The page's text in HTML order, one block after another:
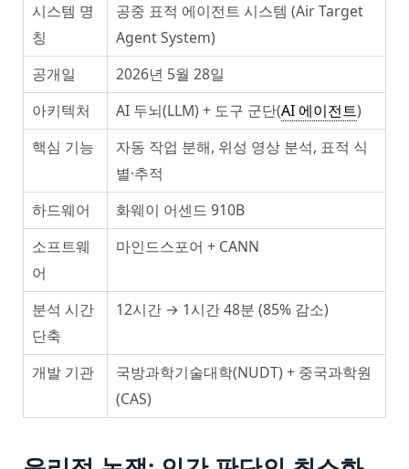
시스템 명
칭
공중 표적 에이전트 시스템 (Air Target
Agent System)
공개일
2026년 5월 28일
아키텍처
AI 두뇌(LLM) + 도구 군단(AI 에이전트)
핵심 기능
자동 작업 분해, 위성 영상 분석, 표적 식
별·추적
하드웨어
화웨이 어센드 910B
소프트웨
어
마인드스포어 + CANN
분석 시간
단축
12시간 → 1시간 48분 (85% 감소)
개발 기관
국방과학기술대학(NUDT) + 중국과학원
(CAS)